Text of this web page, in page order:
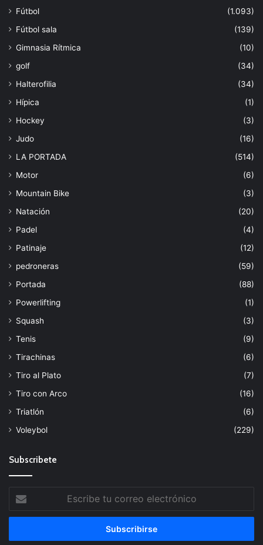
Fútbol
(1.093)
Fútbol sala
(139)
Gimnasia Rítmica
(10)
golf
(34)
Halterofilia
(34)
Hípica
(1)
Hockey
(3)
Judo
(16)
LA PORTADA
(514)
Motor
(6)
Mountain Bike
(3)
Natación
(20)
Padel
(4)
Patinaje
(12)
pedroneras
(59)
Portada
(88)
Powerlifting
(1)
Squash
(3)
Tenis
(9)
Tirachinas
(6)
Tiro al Plato
(7)
Tiro con Arco
(16)
Triatlón
(6)
Voleybol
(229)
Subscribete
tu
correo